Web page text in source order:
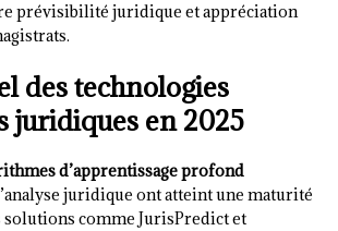
prévisibilité juridique et appréciation
des technologies
juridiques en 2025
d’apprentissage profond
juridique ont atteint une maturité
solutions comme JurisPredict et